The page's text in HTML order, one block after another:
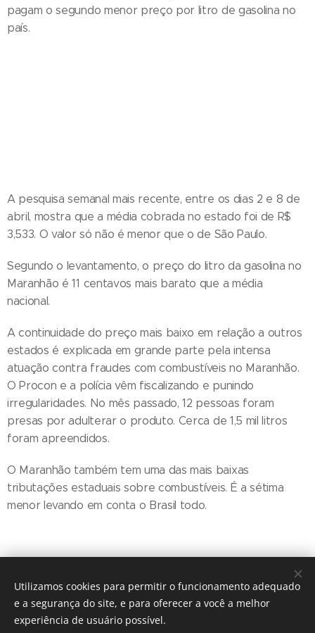
pagam o segundo menor preço por litro de gasolina no
país.
A pesquisa semanal mais recente, entre os dias 2 e 8 de
abril, mostra que a média cobrada no estado foi de R$
3,533. O valor só não é menor que o de São Paulo.
Segundo o levantamento, o preço do litro da gasolina no
Maranhão é 11 centavos mais barato que a média
nacional.
A continuidade do preço mais baixo em relação a outros
estados é explicada em grande parte pela intensa
atuação contra fraudes com combustíveis no Maranhão.
O Procon e a polícia vêm fiscalizando e punindo
irregularidades. No mês passado, 12 pessoas foram
presas por adulterar o produto. Cerca de 1,5 mil litros
foram apreendidos.
O Maranhão também tem uma das mais baixas
tributações estaduais sobre combustíveis. É a sétima
menor levando em conta o Brasil todo.
© 2016 The Crosshairs / Nenhuma guitarra foi quebrada na
Utilizamos cookies para permitir o funcionamento adequado
e a segurança do site, e para oferecer a você a melhor
experiência de usuário possível.